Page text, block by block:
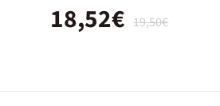
19,50€
18,52€